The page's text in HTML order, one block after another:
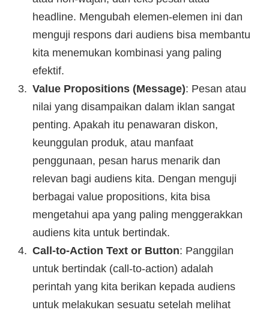
headline. Mengubah elemen-elemen ini dan
menguji respons dari audiens bisa membantu
kita menemukan kombinasi yang paling
efektif.
Value Propositions (Message): Pesan atau
nilai yang disampaikan dalam iklan sangat
penting. Apakah itu penawaran diskon,
keunggulan produk, atau manfaat
penggunaan, pesan harus menarik dan
relevan bagi audiens kita. Dengan menguji
berbagai value propositions, kita bisa
mengetahui apa yang paling menggerakkan
audiens kita untuk bertindak.
Call-to-Action Text or Button: Panggilan
untuk bertindak (call-to-action) adalah
perintah yang kita berikan kepada audiens
untuk melakukan sesuatu setelah melihat